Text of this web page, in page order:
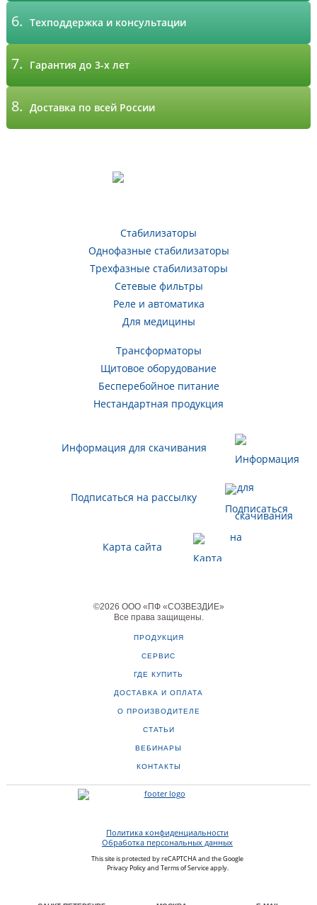
6. Техподдержка и консультации
7. Гарантия до 3-х лет
8. Доставка по всей России
Стабилизаторы
Однофазные стабилизаторы
Трехфазные стабилизаторы
Сетевые фильтры
Реле и автоматика
Для медицины
Трансформаторы
Щитовое оборудование
Бесперебойное питание
Нестандартная продукция
Информация для скачивания
Подписаться на рассылку
Карта сайта
©2026 ООО «ПФ «СОЗВЕЗДИЕ»
Все права защищены.
ПРОДУКЦИЯ
СЕРВИС
ГДЕ КУПИТЬ
ДОСТАВКА И ОПЛАТА
О ПРОИЗВОДИТЕЛЕ
СТАТЬИ
ВЕБИНАРЫ
КОНТАКТЫ
Политика конфиденциальности
Обработка персональных данных
This site is protected by reCAPTCHA and the Google
Privacy Policyand Terms of Serviceapply.